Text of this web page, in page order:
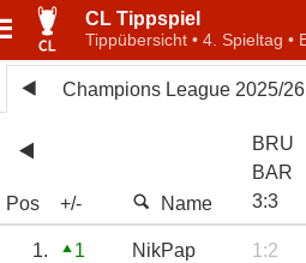
CL Tippspiel
Tippübersicht • 4. Spieltag •
Champions League 2025/26
Pos +/- Name
BRU
BAR
3:3
1. 1 NikPap 1:2